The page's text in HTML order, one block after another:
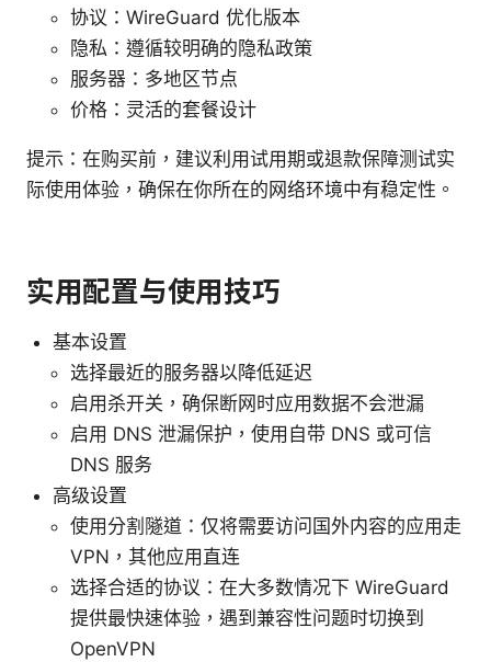
协议：WireGuard 优化版本
隐私：遵循较明确的隐私政策
服务器：多地区节点
价格：灵活的套餐设计
提示：在购买前，建议利用试用期或退款保障测试实
际使用体验，确保在你所在的网络环境中有稳定性。
实用配置与使用技巧
基本设置
选择最近的服务器以降低延迟
启用杀开关，确保断网时应用数据不会泄漏
启用 DNS 泄漏保护，使用自带 DNS 或可信
DNS 服务
高级设置
使用分割隧道：仅将需要访问国外内容的应用走
VPN，其他应用直连
选择合适的协议：在大多数情况下 WireGuard
提供最快速体验，遇到兼容性问题时切换到
OpenVPN